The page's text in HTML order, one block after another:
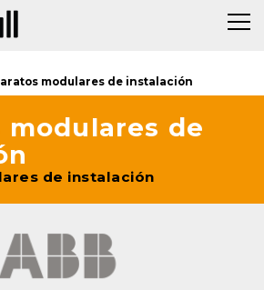
modulares de instalación
modulares de
de instalación